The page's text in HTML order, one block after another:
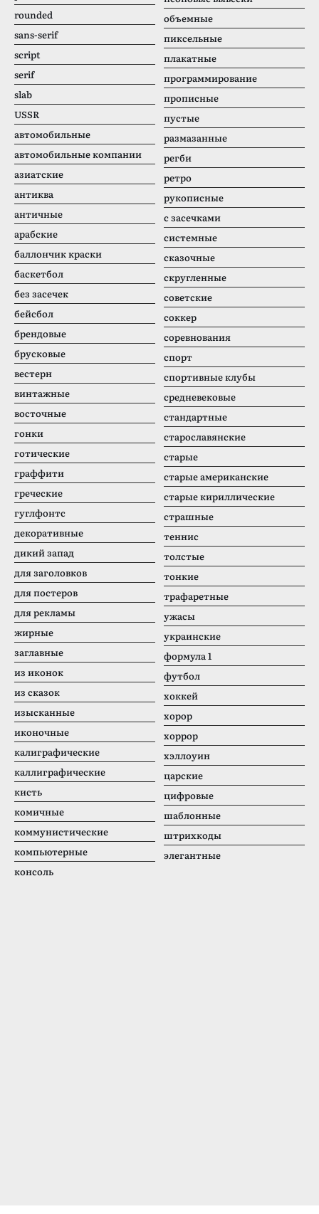
rounded
sans-serif
script
serif
slab
USSR
автомобильные
автомобильные компании
азиатские
антиква
античные
арабские
баллончик краски
баскетбол
без засечек
бейсбол
брендовые
брусковые
вестерн
винтажные
восточные
гонки
готические
граффити
греческие
гуглфонтс
декоративные
дикий запад
для заголовков
для постеров
для рекламы
жирные
заглавные
из иконок
из сказок
изысканные
иконочные
калиграфические
каллиграфические
кисть
комичные
коммунистические
компьютерные
консоль
объемные
пиксельные
плакатные
программирование
прописные
пустые
размазанные
регби
ретро
рукописные
с засечками
системные
сказочные
скругленные
советские
соккер
соревнования
спорт
спортивные клубы
средневековые
стандартные
старославянские
старые
старые американские
старые кириллические
страшные
теннис
толстые
тонкие
трафаретные
ужасы
украинские
формула 1
футбол
хоккей
хорор
хоррор
хэллоуин
царские
цифровые
шаблонные
штрихкоды
элегантные